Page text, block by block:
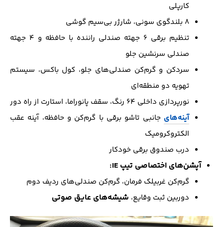
کارپلی
۸ بلندگوی سونی، شارژر بی‌سیم گوشی
تنظیم برقی ۶ جهته صندلی راننده با حافظه و ۴ جهته
صندلی سرنشین جلو
سردکن و گرم‌کن صندلی‌های جلو، کول باکس، سیستم
تهویه دو منطقه‌ای
نورپردازی داخلی ۶۴ رنگ، سقف پانوراما، استارت از راه دور
آینه‌های جانبی تاشو برقی با گرم‌کن و حافظه، آینه عقب
الکتروکرومیک
درب صندوق برقی خودکار
آپشن‌های اختصاصی تیپ IE:
گرم‌کن غربیلک فرمان، گرم‌کن صندلی‌های ردیف دوم
دوربین ثبت وقایع، شیشه‌های عایق صوتی